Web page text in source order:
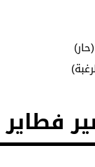
فطاير